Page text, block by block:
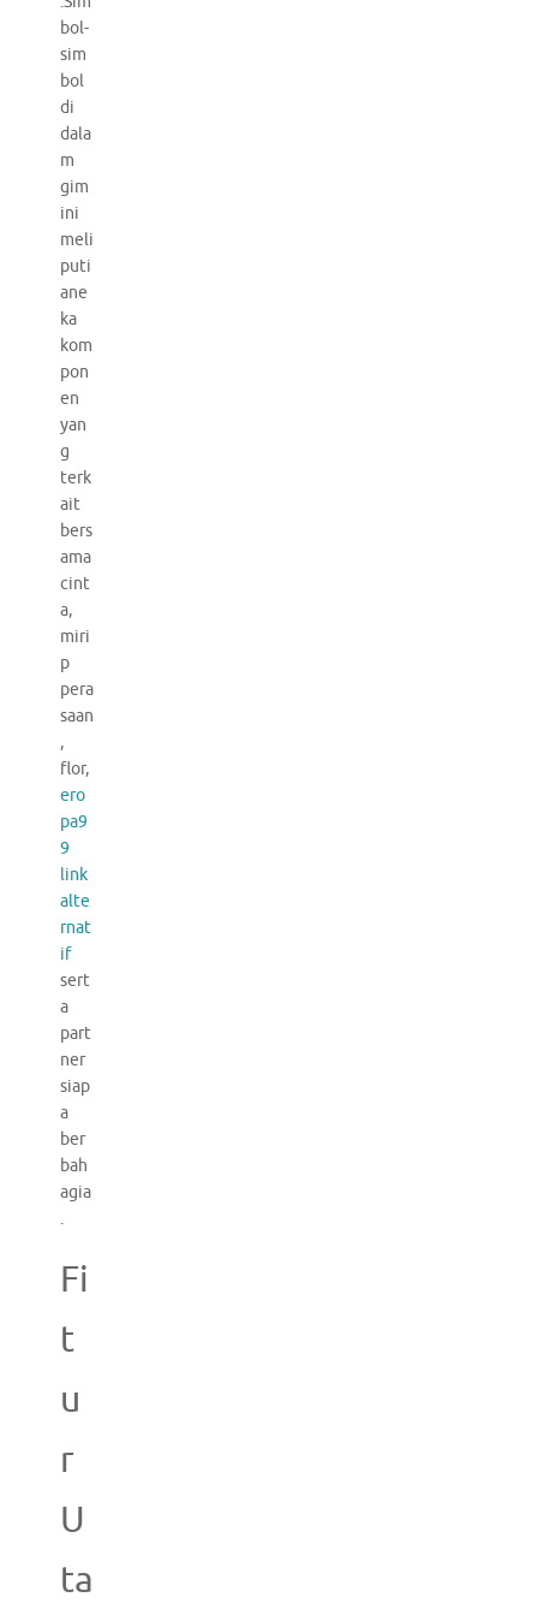
bol-
sim
bol
di
dala
m
gim
ini
meli
puti
ane
ka
kom
pon
en
yan
g
terk
ait
bers
ama
cint
a,
miri
p
pera
saan
,
flor,
ero
pa9
9
link
alte
rnat
if
sert
a
part
ner
siap
a
ber
bah
agia
.
Fi
t
u
r
U
ta